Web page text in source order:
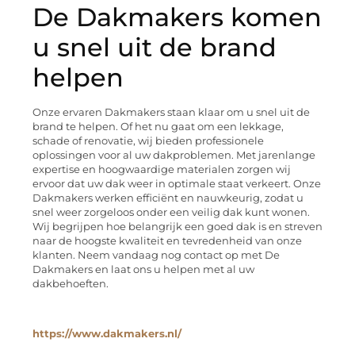
De Dakmakers komen
u snel uit de brand
helpen
Onze ervaren Dakmakers staan klaar om u snel uit de
brand te helpen. Of het nu gaat om een lekkage,
schade of renovatie, wij bieden professionele
oplossingen voor al uw dakproblemen. Met jarenlange
expertise en hoogwaardige materialen zorgen wij
ervoor dat uw dak weer in optimale staat verkeert. Onze
Dakmakers werken efficiënt en nauwkeurig, zodat u
snel weer zorgeloos onder een veilig dak kunt wonen.
Wij begrijpen hoe belangrijk een goed dak is en streven
naar de hoogste kwaliteit en tevredenheid van onze
klanten. Neem vandaag nog contact op met De
Dakmakers en laat ons u helpen met al uw
dakbehoeften.
https://www.dakmakers.nl/